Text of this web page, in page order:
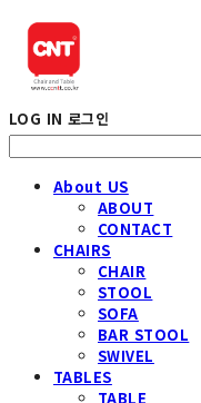
LOG IN 로그인
About US
ABOUT
CONTACT
CHAIRS
CHAIR
STOOL
SOFA
BAR STOOL
SWIVEL
TABLES
TABLE